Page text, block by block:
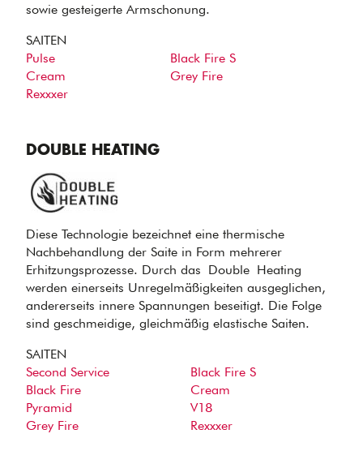
sowie gesteigerte Armschonung.
SAITEN
Pulse
Black Fire S
Cream
Grey Fire
Rexxxer
DOUBLE HEATING
Diese Technologie bezeichnet eine thermische
Nachbehandlung der Saite in Form mehrerer
Erhitzungsprozesse. Durch das Double Heating
werden einerseits Unregelmäßigkeiten ausgeglichen,
andererseits innere Spannungen beseitigt. Die Folge
sind geschmeidige, gleichmäßig elastische Saiten.
SAITEN
Second Service
Black Fire S
Black Fire
Cream
Pyramid
V18
Grey Fire
Rexxxer